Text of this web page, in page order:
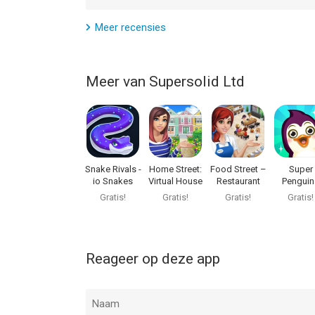
Meer recensies
Meer van Supersolid Ltd
Snake Rivals -
io Snakes
Games
Gratis!
Home Street:
Virtual House
Sim
Gratis!
Food Street –
Restaurant
Game
Gratis!
Super
Gratis!
Reageer op deze app